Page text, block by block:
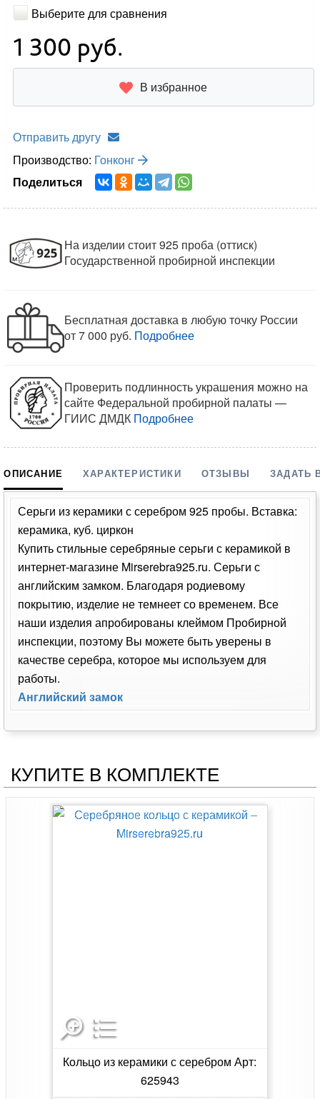
Выберите для сравнения
1 300 руб.
В избранное
Отправить другу
Производство: Гонконг
Поделиться
На изделии стоит 925 проба (оттиск)
Государственной пробирной инспекции
Бесплатная доставка в любую точку России
от 7 000 руб. Подробнее
Проверить подлинность украшения можно на
сайте Федеральной пробирной палаты —
ГИИС ДМДК Подробнее
ОПИСАНИЕ ХАРАКТЕРИСТИКИ ОТЗЫВЫ ЗАДАТЬ
Серьги из керамики с серебром 925 пробы. Вставка:
керамика, куб. циркон
Купить стильные серебряные серьги с керамикой в
интернет-магазине Mirserebra925.ru. Серьги с
английским замком. Благодаря родиевому
покрытию, изделие не темнеет со временем. Все
наши изделия апробированы клеймом Пробирной
инспекции, поэтому Вы можете быть уверены в
качестве серебра, которое мы используем для
работы.
Английский замок
КУПИТЕ В КОМПЛЕКТЕ
Кольцо из керамики с серебром Арт:
625943